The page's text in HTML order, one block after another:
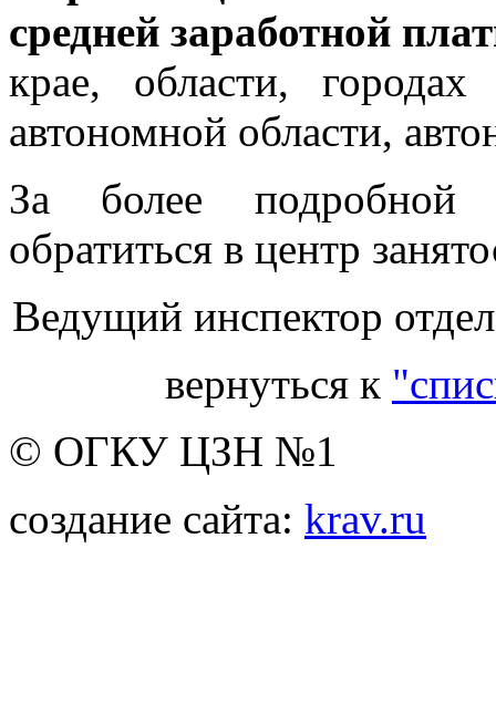
средней заработной
крае, области,
автономной области,
За более подробной
обратиться в центр
Ведущий инспектор
вернуться к
© ОГКУ ЦЗН №1
создание сайта: krav.ru